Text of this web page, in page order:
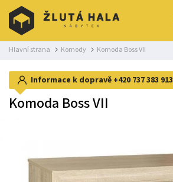
Hlavní strana Komody Komoda Boss VII
Informace k dopravě +420 737 383 913
Komoda Boss VII